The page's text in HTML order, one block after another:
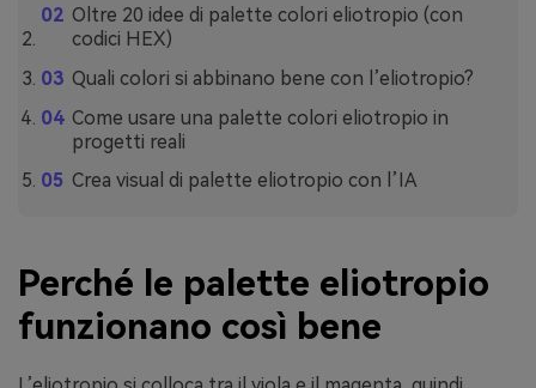
Oltre 20 idee di palette colori eliotropio (con
codici HEX)
Quali colori si abbinano bene con l’eliotropio?
Come usare una palette colori eliotropio in
progetti reali
Crea visual di palette eliotropio con l’IA
Perché le palette eliotropio
funzionano così bene